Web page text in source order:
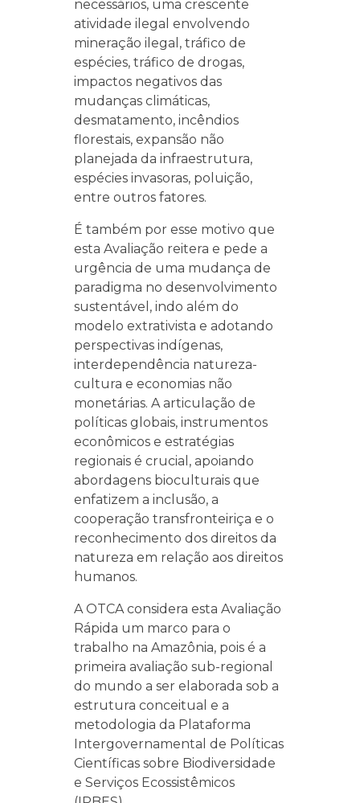
necessários, uma crescente
atividade ilegal envolvendo
mineração ilegal, tráfico de
espécies, tráfico de drogas,
impactos negativos das
mudanças climáticas,
desmatamento, incêndios
florestais, expansão não
planejada da infraestrutura,
espécies invasoras, poluição,
entre outros fatores.
É também por esse motivo que
esta Avaliação reitera e pede a
urgência de uma mudança de
paradigma no desenvolvimento
sustentável, indo além do
modelo extrativista e adotando
perspectivas indígenas,
interdependência natureza-
cultura e economias não
monetárias. A articulação de
políticas globais, instrumentos
econômicos e estratégias
regionais é crucial, apoiando
abordagens bioculturais que
enfatizem a inclusão, a
cooperação transfronteiriça e o
reconhecimento dos direitos da
natureza em relação aos direitos
humanos.
A OTCA considera esta Avaliação
Rápida um marco para o
trabalho na Amazônia, pois é a
primeira avaliação sub-regional
do mundo a ser elaborada sob a
estrutura conceitual e a
metodologia da Plataforma
Intergovernamental de Políticas
Científicas sobre Biodiversidade
e Serviços Ecossistêmicos